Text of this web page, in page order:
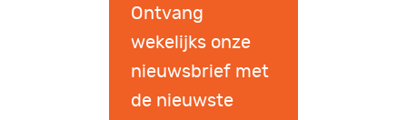
Ontvang
wekelijks onze
nieuwsbrief met
de nieuwste